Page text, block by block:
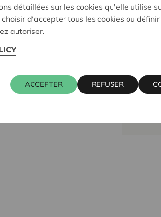
Approved
détaillées sur les cookies qu'elle utilise
choisir d'accepter tous les cookies ou
autoriser.
ACCEPTER REFUSER